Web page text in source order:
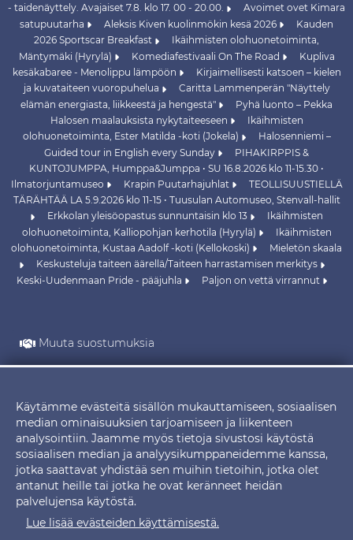
- taidenäyttely. Avajaiset 7.8. klo 17. 00 - 20.00.
Avoimet ovet Kimara
satupuutarha
Aleksis Kiven kuolinmökin kesä 2026
Kauden
2026 Sportscar Breakfast
Ikäihmisten olohuonetoiminta,
Mäntymäki (Hyrylä)
Komediafestivaali On The Road
Kupliva
kesäkabaree - Menolippu lämpöön
Kirjaimellisesti katsoen – kielen
ja kuvataiteen vuoropuhelua
Caritta Lammenperän "Näyttely
elämän energiasta, liikkeestä ja hengestä"
Pyhä luonto – Pekka
Halosen maalauksista nykytaiteeseen
Ikäihmisten
olohuonetoiminta, Ester Matilda -koti (Jokela)
Halosenniemi –
Guided tour in English every Sunday
PIHAKIRPPIS &
KUNTOJUMPPA, Humppa&Jumppa • SU 16.8.2026 klo 11-15.30 •
Ilmatorjuntamuseo
Krapin Puutarhajuhlat
TEOLLISUUSTIELLÄ
TÄRÄHTÄÄ LA 5.9.2026 klo 11-15 • Tuusulan Automuseo, Stenvall-hallit
Erkkolan yleisöopastus sunnuntaisin klo 13
Ikäihmisten
olohuonetoiminta, Kalliopohjan kerhotila (Hyrylä)
Ikäihmisten
olohuonetoiminta, Kustaa Aadolf -koti (Kellokoski)
Mieletön skaala
Keskusteluja taiteen äärellä/Taiteen harrastamisen merkitys
Keski-Uudenmaan Pride - pääjuhla
Paljon on vettä virrannut
Muuta suostumuksia
Evästeet
Käytämme evästeitä sisällön mukauttamiseen, sosiaalisen
median ominaisuuksien tarjoamiseen ja liikenteen
analysointiin. Jaamme myös tietoja sivustosi käytöstä
sosiaalisen median ja analyysikumppaneidemme kanssa,
jotka saattavat yhdistää sen muihin tietoihin, jotka olet
antanut heille tai jotka he ovat keränneet heidän
palvelujensa käytöstä.
Lue lisää evästeiden käyttämisestä.